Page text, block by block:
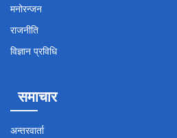
मनोरन्जन
राजनीति
विज्ञान प्रविधि
समाचार
अन्तरवार्ता